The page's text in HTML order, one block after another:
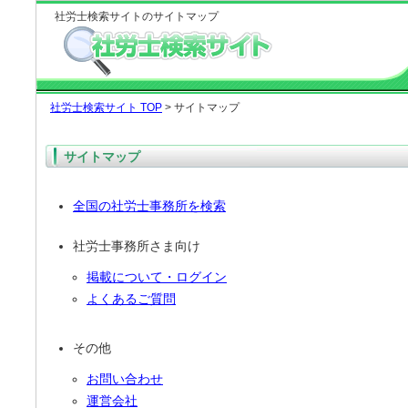
社労士検索サイトのサイトマップ
社労士検索サイト TOP > サイトマップ
サイトマップ
全国の社労士事務所を検索
社労士事務所さま向け
掲載について・ログイン
よくあるご質問
その他
お問い合わせ
運営会社